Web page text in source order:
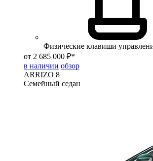
Физические клавиши
от 2 685 000 ₽*
в наличии обзор
ARRIZO 8
Семейный седан